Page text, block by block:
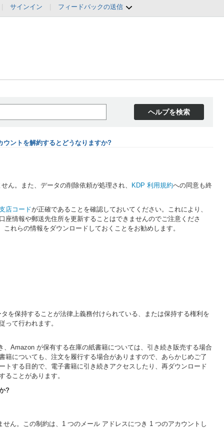
サインイン フィードバックの送信
ヘルプを検索
ウントを解約するとどうなりますか?
ん。また、データの削除依頼が処理され、 KDP 利用規約への同意も終
店コードが正確であることを確認しておいてください。これにより、
情報や郵送先住所を更新することはできませんのでご注意くださ
れらの情報をダウンロードしておくことをお勧めします。
を保持することが法律上義務付けられている、または保持する権利を
って行われます。
、Amazon が保有する在庫の紙書籍については、引き続き販売する場合
についても、注文を履行する場合がありますので、あらかじめご了
する目的で、電子書籍に引き続きアクセスしたり、再ダウンロード
ることがあります。
?
ん。この制約は、1 つのメール アドレスにつき 1 つのアカウントし